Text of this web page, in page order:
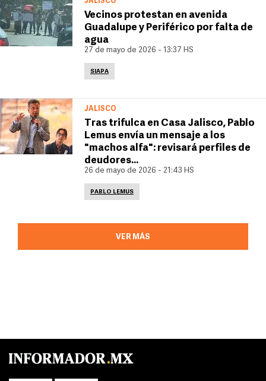
Vecinos protestan en avenida
Guadalupe y Periférico por falta de
agua
27 de mayo de 2026 - 13:37 HS
SIAPA
JALISCO
Tras trifulca en Casa Jalisco, Pablo
Lemus envía un mensaje a los
"machos alfa": revisará perfiles de
deudores...
26 de mayo de 2026 - 21:43 HS
PABLO LEMUS
VER MÁS